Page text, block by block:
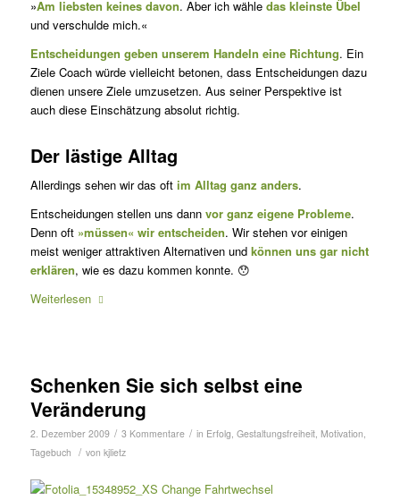
»Am liebsten keines davon. Aber ich wähle das klein­ste Übel
und ver­schulde mich.«
Entscheidungen geben unserem Handeln eine Rich­tung. Ein
Ziele Coach würde vielleicht betonen, dass Entscheidungen dazu
dienen unsere Ziele umzuset­zen. Aus seiner Perspektive ist
auch diese Ein­schät­zung absolut richtig.
Der lästige Alltag
Allerdings sehen wir das oft im Alltag ganz anders.
Entscheidungen stellen uns dann vor ganz eigene Probleme.
Denn oft »müssen« wir entscheiden. Wir stehen vor einigen
meist weniger attraktiven Alternativen und können uns gar nicht
erklären, wie es dazu kommen konnte. 😯
Weiterlesen
Schenken Sie sich selbst eine
Veränderung
2. Dezember 2009 / 3 Kommentare / in Erfolg, Gestaltungsfreiheit, Motivation,
Tagebuch / von kjlietz